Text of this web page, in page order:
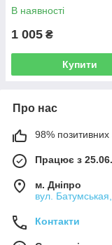
В наявності
1 005 ₴
Купити
Про нас
98% позитивних
Працює з
м. Дніпро
вул.
Контакти